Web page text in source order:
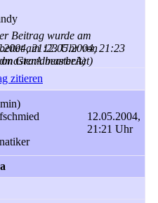
Beitrag wurde am
21:23 Uhr von
bearbeitet)
am 12.05.2004, 21:23
GrandmasterA)
zitieren
12.05.2004,
21:21 Uhr